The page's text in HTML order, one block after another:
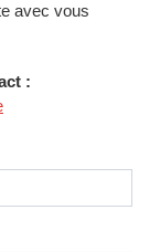
avec vous
: